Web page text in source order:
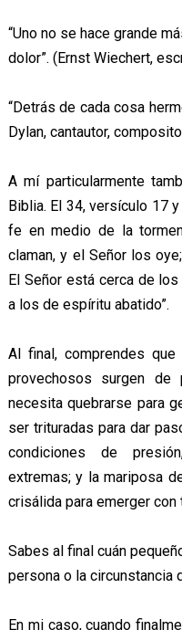
“Uno no se hace grande
dolor”. (Ernst Wiechert,
“Detrás de cada cosa
Dylan, cantautor,
A mí particularmente
Biblia. El 34, versículo 17
fe en medio de la
claman, y el Señor los
El Señor está cerca de
a los de espíritu abatido”.
Al final, comprendes
provechosos surgen de
necesita quebrarse para
ser trituradas para dar
condiciones de
extremas; y la mariposa
crisálida para emerger con
Sabes al final cuán
persona o la circunstancia
En mi caso, cuando